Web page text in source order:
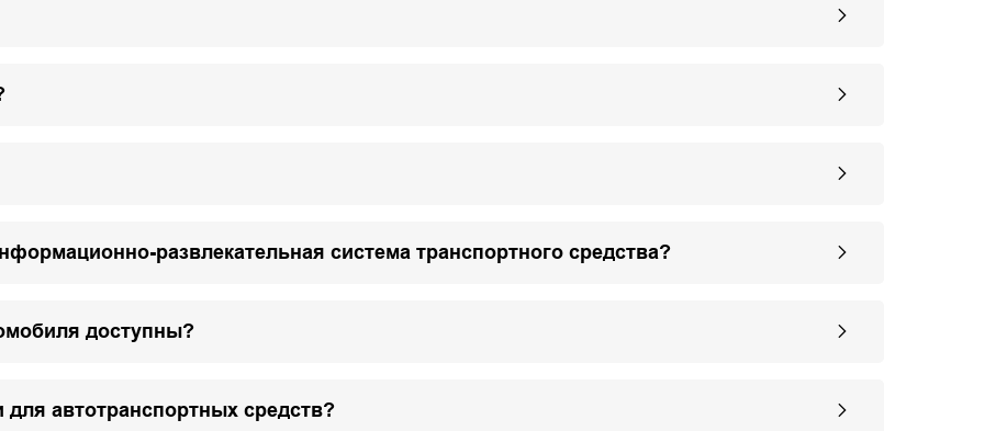
развлекательная система транспортного средства?
доступны?
автотранспортных средств?